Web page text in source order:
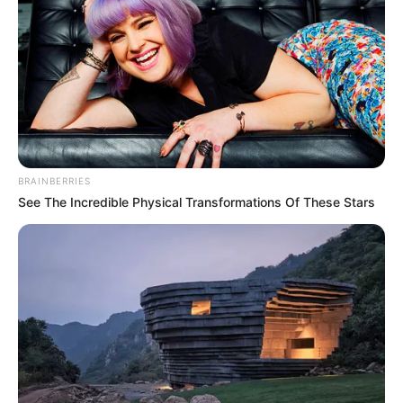
BRAINBERRIES
See The Incredible Physical Transformations Of These Stars